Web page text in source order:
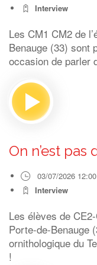
Interview
Les CM1 CM2 de
Benauge (33) sont
occasion de parler
On n’est pas
03/07/2026
Interview
Les élèves de
Porte-de-Benauge
ornithologique du
!